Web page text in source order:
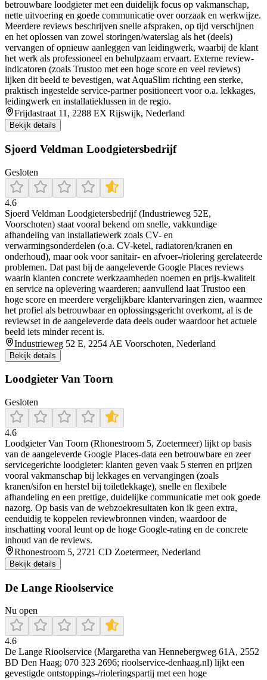
betrouwbare loodgieter met een duidelijk focus op vakmanschap,
nette uitvoering en goede communicatie over oorzaak en werkwijze.
Meerdere reviews beschrijven snelle afspraken, op tijd verschijnen
en het oplossen van zowel storingen/waterslag als het (deels)
vervangen of opnieuw aanleggen van leidingwerk, waarbij de klant
het werk als professioneel en behulpzaam ervaart. Externe review-
indicatoren (zoals Trustoo met een hoge score en veel reviews)
lijken dit beeld te bevestigen, wat AquaSlim richting een sterke,
praktisch ingestelde service-partner positioneert voor o.a. lekkages,
leidingwerk en installatieklussen in de regio.
Frijdastraat 11, 2288 EX Rijswijk, Nederland
Bekijk details
Sjoerd Veldman Loodgietersbedrijf
Gesloten
4.6
Sjoerd Veldman Loodgietersbedrijf (Industrieweg 52E,
Voorschoten) staat vooral bekend om snelle, vakkundige
afhandeling van installatiewerk zoals CV- en
verwarmingsonderdelen (o.a. CV-ketel, radiatoren/kranen en
onderhoud), maar ook voor sanitair- en afvoer-/riolering gerelateerde
problemen. Dat past bij de aangeleverde Google Places reviews
waarin klanten concrete werkzaamheden noemen en prijs-kwaliteit
en service na oplevering waarderen; aanvullend laat Trustoo een
hoge score en meerdere vergelijkbare klantervaringen zien, waarmee
het profiel als betrouwbaar en oplossingsgericht overkomt, al is de
reviewset in de aangeleverde data deels ouder waardoor het actuele
beeld iets minder recent is.
Industrieweg 52 E, 2254 AE Voorschoten, Nederland
Bekijk details
Loodgieter Van Toorn
Gesloten
4.6
Loodgieter Van Toorn (Rhonestroom 5, Zoetermeer) lijkt op basis
van de aangeleverde Google Places-data een betrouwbare en zeer
servicegerichte loodgieter: klanten geven vaak 5 sterren en prijzen
vooral vakmanschap bij lekkages en vervangingen (zoals
kranen/sifon en herstel bij toiletlekkage), snelle en flexibele
afhandeling en een prettige, duidelijke communicatie met ook goede
nazorg. Op basis van de webzoekresultaten kon ik geen extra,
eenduidig te koppelen reviewbronnen vinden, waardoor de
inschatting vooral leunt op de hoge Google-rating en de concrete
inhoud van de reviews.
Rhonestroom 5, 2721 CD Zoetermeer, Nederland
Bekijk details
De Lange Rioolservice
Nu open
4.6
De Lange Rioolservice (Margaretha van Hennebergweg 61A, 2552
BD Den Haag; 070 323 2696; rioolservice-denhaag.nl) lijkt een
gevestigde ontstoppings-/rioleringspartij met een hoge